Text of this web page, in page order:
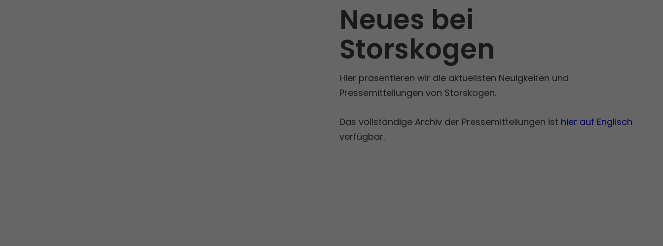
Neues bei
Storskogen
Hier präsentieren wir die aktuellsten Neuigkeiten und
Pressemitteilungen von Storskogen.
Das vollständige Archiv der Pressemitteilungen ist hier auf Englisch
verfügbar.